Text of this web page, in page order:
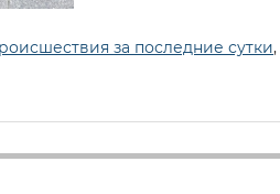
за последние сутки,